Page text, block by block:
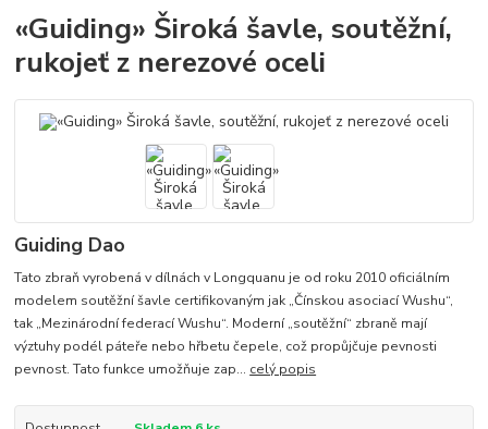
«Guiding» Široká šavle, soutěžní,
rukojeť z nerezové oceli
Guiding Dao
Tato zbraň vyrobená v dílnách v Longquanu je od roku 2010 oficiálním
modelem soutěžní šavle certifikovaným jak „Čínskou asociací Wushu“,
tak „Mezinárodní federací Wushu“. Moderní „soutěžní“ zbraně mají
výztuhy podél páteře nebo hřbetu čepele, což propůjčuje pevnosti
pevnost. Tato funkce umožňuje zap... celý popis